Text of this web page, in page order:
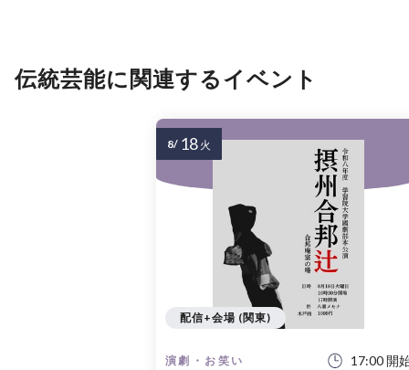
伝統芸能に関連するイベント
演劇・お笑い 17:00 開
配信+会場 (関東)
8/ 18 火